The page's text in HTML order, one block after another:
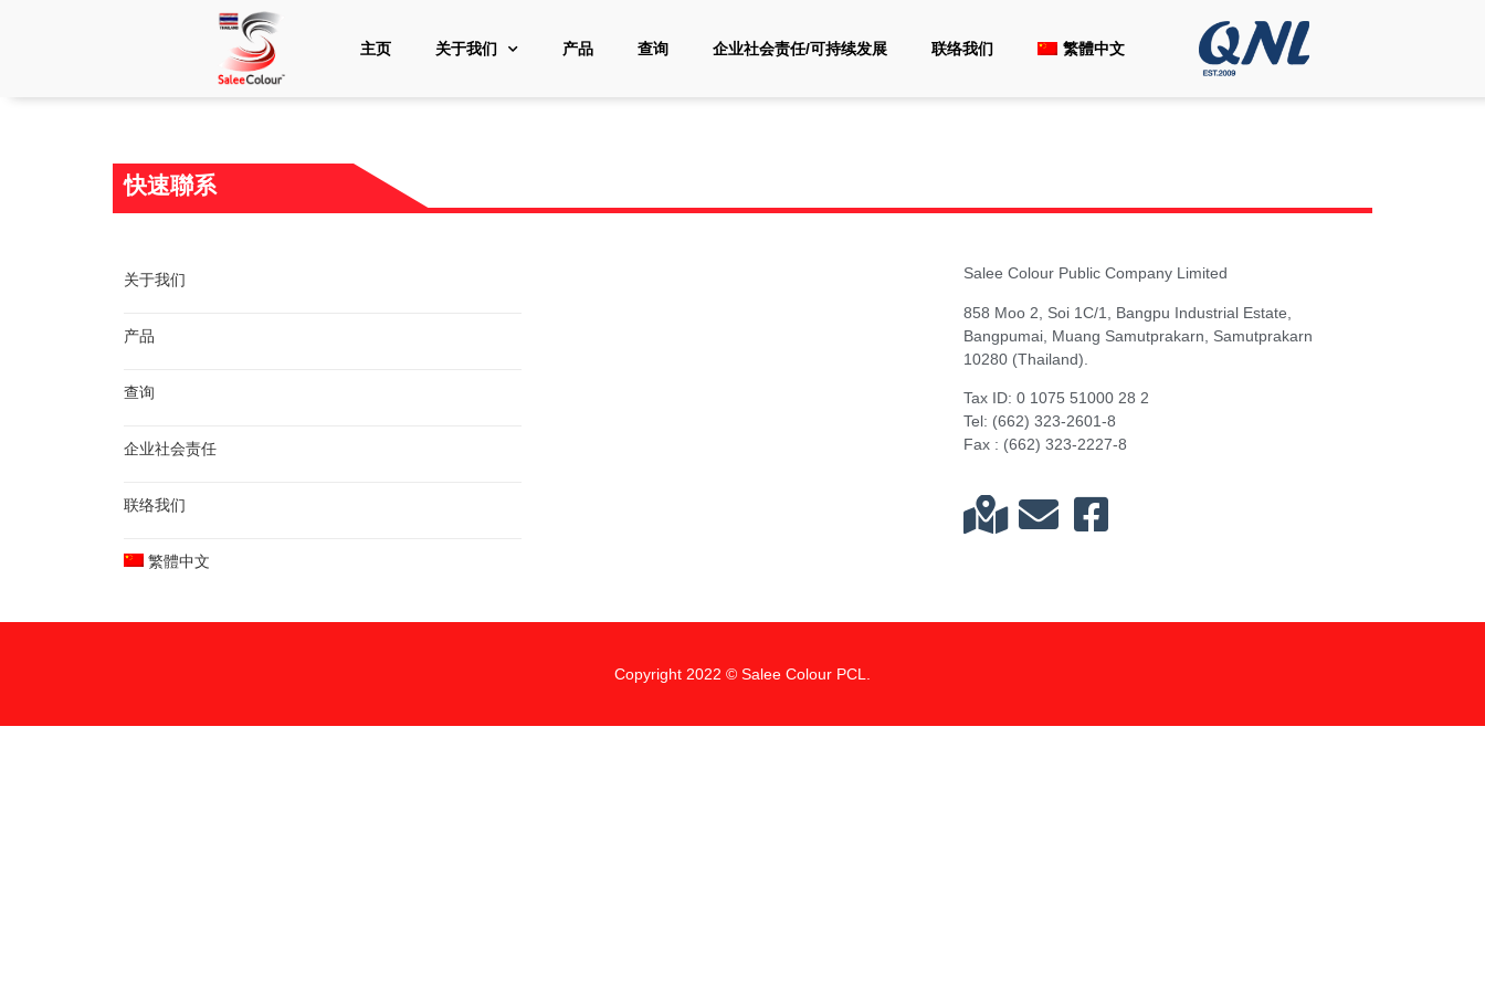
主页 关于我们 产品 查询 企业社会责任/可持续发展 联络我们 繁體中文
快速聯系
关于我们
产品
查询
企业社会责任
联络我们
繁體中文
Salee Colour Public Company Limited
858 Moo 2, Soi 1C/1, Bangpu Industrial Estate,
Bangpumai, Muang Samutprakarn, Samutprakarn
10280 (Thailand).
Tax ID: 0 1075 51000 28 2
Tel: (662) 323-2601-8
Fax : (662) 323-2227-8
Copyright 2022 © Salee Colour PCL.